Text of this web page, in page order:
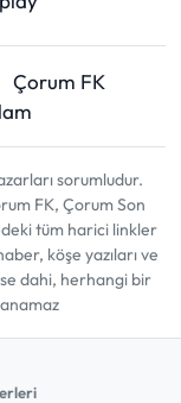
Çorum FK
sorumludur.
FK, Çorum Son
tüm harici linkler
köşe yazıları ve
dahi, herhangi bir